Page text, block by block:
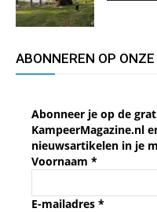
ABONNEREN OP
Abonneer je op de
KampeerMagazine.nl
nieuwsartikelen in je
Voornaam *
E-mailadres *